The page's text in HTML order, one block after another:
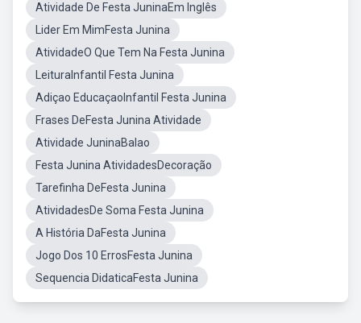
Atividade De Festa JuninaEm Inglês
Lider Em MimFesta Junina
AtividadeO Que Tem Na Festa Junina
LeituraInfantil Festa Junina
Adiçao EducaçaoInfantil Festa Junina
Frases DeFesta Junina Atividade
Atividade JuninaBalao
Festa Junina AtividadesDecoração
Tarefinha DeFesta Junina
AtividadesDe Soma Festa Junina
A História DaFesta Junina
Jogo Dos 10 ErrosFesta Junina
Sequencia DidaticaFesta Junina